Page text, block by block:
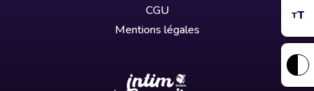
TT
CGU
Mentions légales